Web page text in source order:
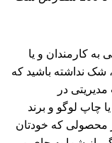
به کارمندان و یا
شک نداشته باشید که
در
چاپ لوگو و برند
که خودتان